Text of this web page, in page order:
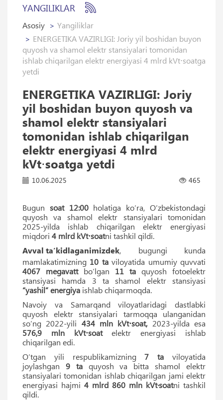
YANGILIKLAR
Asosiy
Yangiliklar
ENERGETIKA VAZIRLIGI: Joriy yil boshidan buyon
quyosh va shamol elektr stansiyalari tomonidan
ishlab chiqarilgan elektr energiyasi 4 mlrd kVt⋅soatga
yetdi
ENERGETIKA VAZIRLIGI: Joriy
yil boshidan buyon quyosh va
shamol elektr stansiyalari
tomonidan ishlab chiqarilgan
elektr energiyasi 4 mlrd
kVt⋅soatga yetdi
10.06.2025 465
Bugun soat 12:00holatiga koʻra, Oʻzbekistondagi
quyosh va shamol elektr stansiyalari tomonidan
2025-yilda ishlab chiqarilgan elektr energiyasi
miqdori 4 mlrd kVt⋅soatni tashkil qildi.
Avval taʼkidlaganimizdek, bugungi kunda
mamlakatimizning 10 taviloyatida umumiy quvvati
4067 megavattboʻlgan 11 ta quyosh fotoelektr
stansiyasi hamda 3 ta shamol elektr stansiyasi
“yashil” energiya ishlab chiqarmoqda.
Navoiy va Samarqand viloyatlaridagi dastlabki
quyosh elektr stansiyalari tarmoqqa ulanganidan
soʻng 2022-yili 434 mln kVt⋅soat, 2023-yilda esa
576,9 mln kVt⋅soatelektr energiyasi ishlab
chiqarilgan edi.
Oʻtgan yili respublikamizning7 ta viloyatida
joylashgan 9 taquyosh va bitta shamol elektr
stansiyalari tomonidan ishlab chiqarilgan jami elektr
energiyasi hajmi 4 mlrd 860 mln kVt·soatni tashkil
qildi.